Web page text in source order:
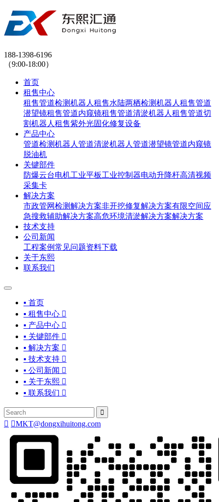
188-1398-6196
（9:00-18:00）
首页
租售中心
租售管道检测机器人 租售水陆两栖检测机器人 租售管道
潜望镜租售管道内窥镜租售管道清淤机器人 租售管道切
割机器人 租售紫外光固化修复设备
产品中心
管道检测机器人 管道清淤机器人 管道潜望镜管道内窥镜
脱油机
关键部件
防爆云台电机工业平板工业控制器电动升降杆高清视频
采集卡
解决方案
市政管网检测解决方案非开挖修复解决方案有限空间应
急搜救辅助解决方案高危环境清淤解决方案解决方案
技术支持
公司新闻
工程案例常见问题资料下载
关于东熙
联系我们
▪ 首页
▪ 租售中心 
▪ 产品中心 
▪ 关键部件 
▪ 解决方案 
▪ 技术支持 
▪ 公司新闻 
▪ 关于东熙 
▪ 联系我们 

 MKT@dongxihuitong.com